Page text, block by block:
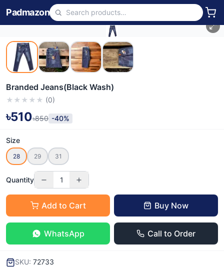
Padmazon
Branded Jeans(Black Wash)
★ ★ ★ ★ ★ (0)
৳510৳850 -40%
Size
28 29 31
Quantity 1
Add to Cart Buy Now
WhatsApp Call to Order
SKU: 72733